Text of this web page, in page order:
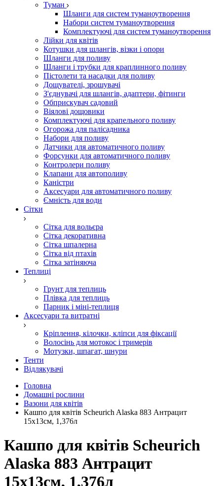
Туман
Шланги для систем туманоутворення
Набори систем туманоутворення
Комплектуючі для систем туманоутворення
Лійки для квітів
Котушки для шлангів, візки і опори
Шланги для поливу
Шланги і трубки для краплинного поливу
Пістолети та насадки для поливу
Дощувателі, зрошувачі
З'єднувачі для шлангів, адаптери, фітинги
Обприскувач садовий
Віялові дощовики
Комплектуючі для крапельного поливу
Огорожа для палісадника
Набори для поливу
Датчики для автоматичного поливу
Форсунки для автоматичного поливу
Контролери поливу
Клапани для автополиву
Каністри
Аксесуари для автоматичного поливу
Ємність для води
Сітки
Сітка для вольєра
Сітка декоративна
Сітка шпалерна
Сітка від птахів
Сітка затіняюча
Теплиці
Грунт для теплиць
Плівка для теплиць
Парник і міні-теплиця
Аксесуари та витратні
Кріплення, кілочки, кліпси для фіксації
Волосінь для мотокос і тримерів
Мотузки, шпагат, шнури
Тенти
Відлякувачі
Головна
Домашні рослини
Вазони для квітів
Кашпо для квітів Scheurich Alaska 883 Антрацит
15x13см, 1,376л
Кашпо для квітів Scheurich
Alaska 883 Антрацит
15x13см, 1,376л